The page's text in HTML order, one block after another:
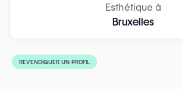
Esthétique à
Bruxelles
REVENDIQUER UN PROFIL